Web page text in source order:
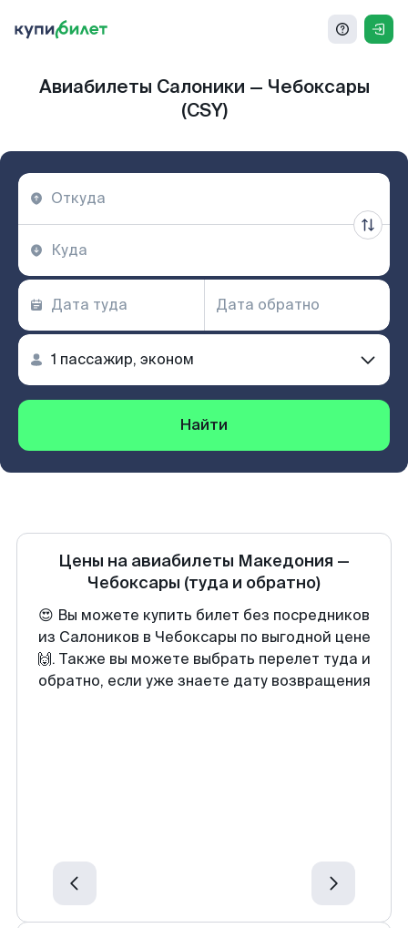
Авиабилеты Салоники — Чебоксары
(CSY)
Найти
Цены на авиабилеты Македония —
Чебоксары (туда и обратно)
😍 Вы можете купить билет без посредников
из Салоников в Чебоксары по выгодной цене
🙌. Также вы можете выбрать перелет туда и
обратно, если уже знаете дату возвращения